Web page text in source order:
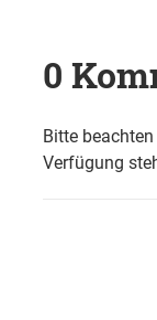
0
Bitte
Verfügung